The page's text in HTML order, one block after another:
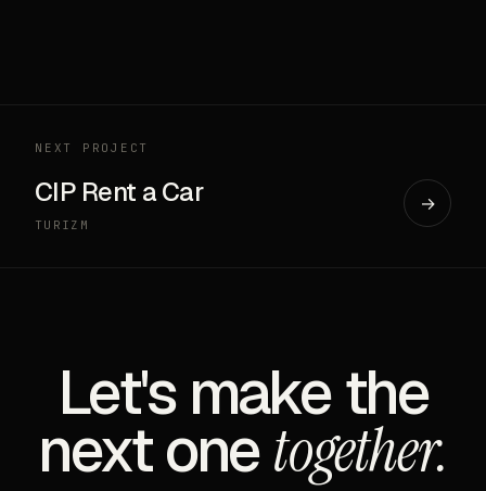
NEXT PROJECT
CIP Rent a Car
TURIZM
→
Let's make the
next onetogether.